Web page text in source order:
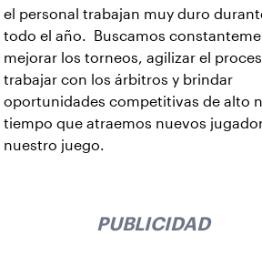
el personal trabajan muy duro
todo el año. Buscamos
mejorar los torneos, agilizar el
trabajar con los árbitros y brindar
oportunidades competitivas de alto
tiempo que atraemos nuevos
nuestro juego.
PUBLICIDAD